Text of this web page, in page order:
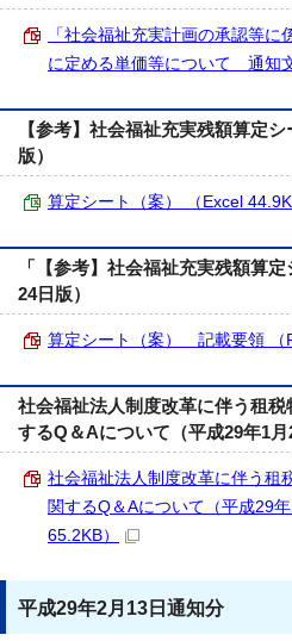
「社会福祉充実計画の承認等
に定める単価等について 通知
【参考】社会福祉充実残額算定
版）
算定シート（案） （Excel
「【参考】社会福祉充実残額算
24日版）
算定シート（案） 記載要領 （
社会福祉法人制度改革に伴う租
するQ＆Aについて（平成29年1
社会福祉法人制度改革に伴う租
関するQ＆Aについて（平成29
65.2KB）
平成29年2月13日通知分